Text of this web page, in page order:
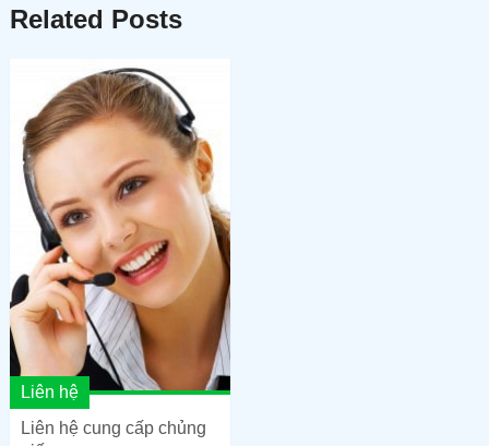
Related Posts
Liên hệ
Liên hệ cung cấp chủng